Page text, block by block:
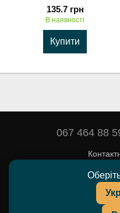
135.7 грн
В наявності
Купити
067 464 88
Повна
©
DEYARDA — товари та